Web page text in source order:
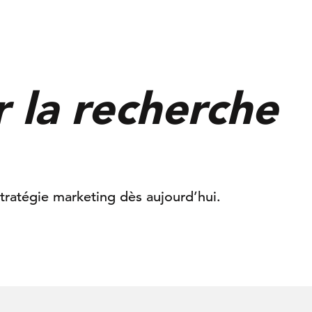
la recherche
marketing dès aujourd’hui.